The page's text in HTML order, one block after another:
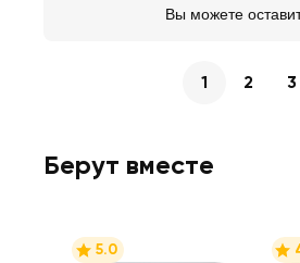
Вы можете
1 2 3
Берут вместе
5.0